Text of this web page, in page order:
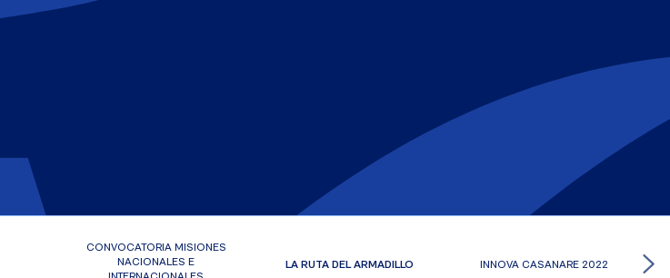
CONVOCATORIA MISIONES
NACIONALES E
LA RUTA DEL ARMADILLO INNOVA CASANARE 2022